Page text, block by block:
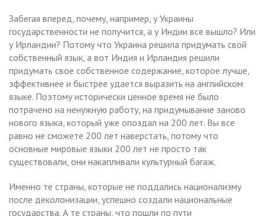
Забегая вперед, почему, например, у Украины
государственности не получится, а у Индии все вышло? Или
у Ирландии? Потому что Украина решила придумать свой
собственный язык, а вот Индия и Ирландия решили
придумать свое собственное содержание, которое лучше,
эффективнее и быстрее удается выразить на английском
языке. Поэтому исторически ценное время не было
потрачено на ненужную работу, на придумывание заново
нового языка, который уже опоздал на 200 лет. Вы все
равно не сможете 200 лет наверстать, потому что
основные мировые языки 200 лет не просто так
существовали, они накапливали культурный багаж.
Именно те страны, которые не поддались национализму
после деколонизации, успешно создали национальные
государства. А те страны, что пошли по пути